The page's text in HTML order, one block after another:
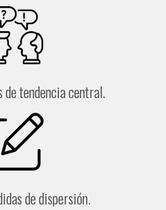
tendencia central.
de dispersión.